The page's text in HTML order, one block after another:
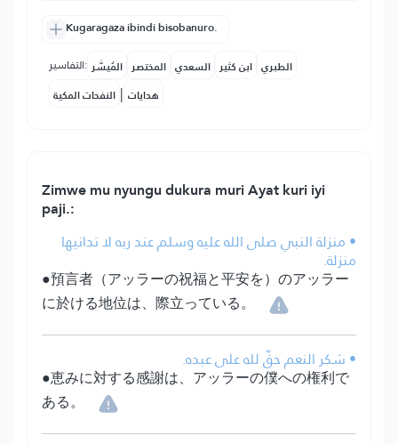
Kugaragaza ibindi bisobanuro.
التفاسير: المُيسَّر المختصر السعدي ابن كثير الطبري
النفحات المكية | هدايات
Zimwe mu nyungu dukura muri Ayat kuri iyi
paji.:
• منزلة النبي صلى الله عليه وسلم عند ربه لا تدانيها
منزلة.
●預言者（アッラーの祝福と平安を）のアッラー
に於ける地位は、際立っている。
• شكر النعم حقّ لله على عبده.
●恵みに対する感謝は、アッラーの僕への権利で
ある。